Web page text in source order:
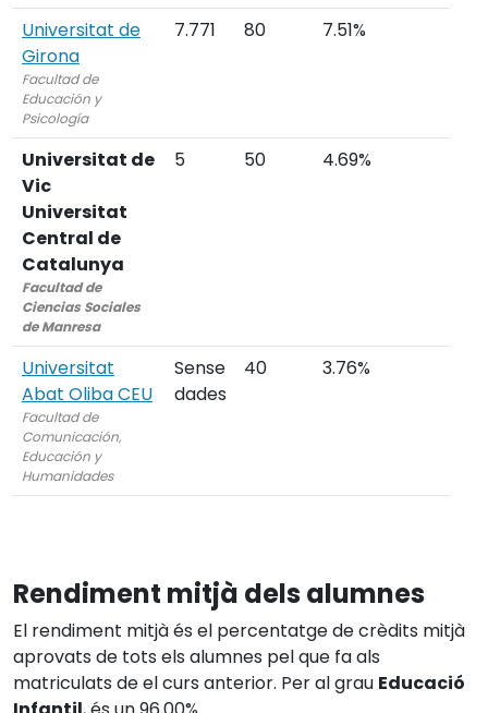
Universitat de
Girona
Facultad de
Educación y
Psicología
7.771 80 7.51%
Universitat de
Vic
Universitat
Central de
Catalunya
Facultad de
Ciencias Sociales
de Manresa
5 50 4.69%
Universitat
Abat Oliba CEU
Facultad de
Comunicación,
Educación y
Humanidades
Sense
dades
40 3.76%
Rendiment mitjà dels alumnes
El rendiment mitjà és el percentatge de crèdits mitjà
aprovats de tots els alumnes pel que fa als
matriculats de el curs anterior. Per al grau Educació